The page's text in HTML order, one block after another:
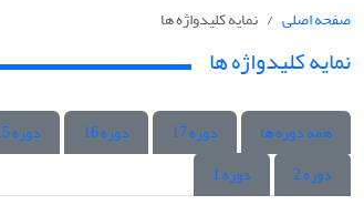
صفحه اصلی
نمایه کلیدواژه ها
نمایه کلیدواژه ها
همه دوره ها دوره 17 دوره 16 دوره 15
دوره 2
دوره 1